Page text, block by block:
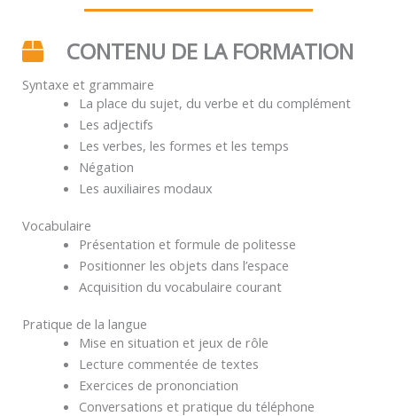
CONTENU DE LA FORMATION
Syntaxe et grammaire
La place du sujet, du verbe et du complément
Les adjectifs
Les verbes, les formes et les temps
Négation
Les auxiliaires modaux
Vocabulaire
Présentation et formule de politesse
Positionner les objets dans l’espace
Acquisition du vocabulaire courant
Pratique de la langue
Mise en situation et jeux de rôle
Lecture commentée de textes
Exercices de prononciation
Conversations et pratique du téléphone